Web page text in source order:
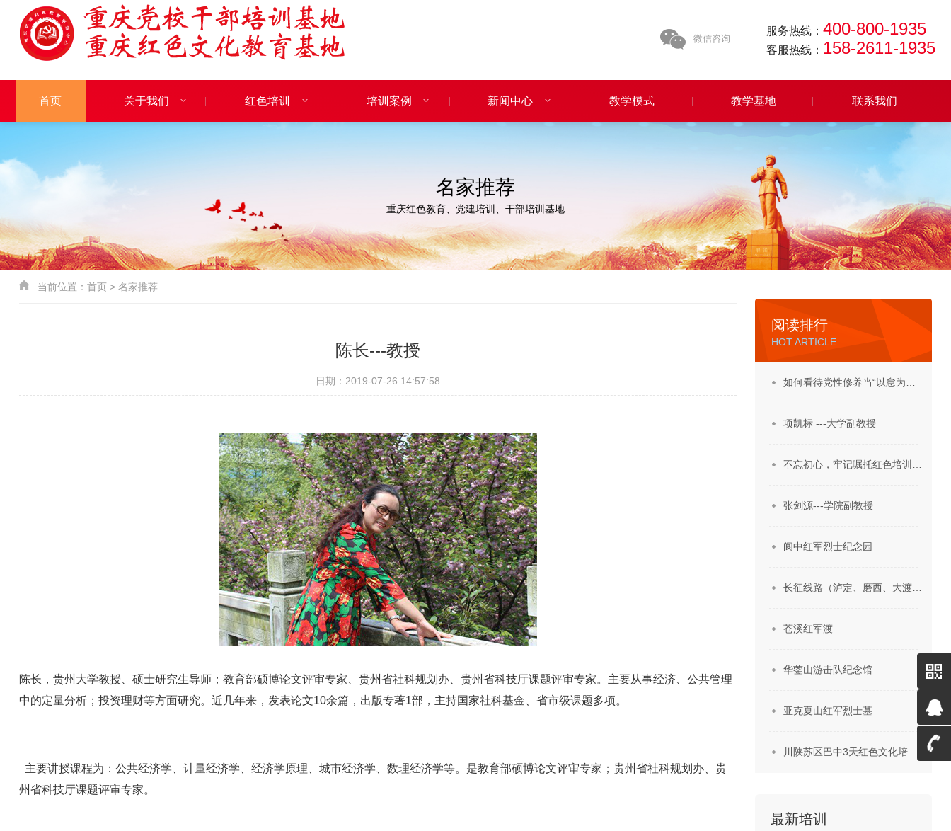
服务热线： 400-800-1935
客服热线： 158-2611-1935
微信咨询
首页 关于我们 红色培训 培训案例 新闻中心 教学模式 教学基地 联系我们
名家推荐
重庆红色教育、党建培训、干部培训基地
当前位置： 首页> 名家推荐
陈长---教授
日期：2019-07-26 14:57:58
陈长，贵州大学教授、硕士研究生导师；教育部硕博论文评审专家、贵州省社科规划办、贵州省科技厅课题评审专家。主要从事经济、公共管理
中的定量分析；投资理财等方面研究。近几年来，发表论文10余篇，出版专著1部，主持国家社科基金、省市级课题多项。
主要讲授课程为：公共经济学、计量经济学、经济学原理、城市经济学、数理经济学等。是教育部硕博论文评审专家；贵州省社科规划办、贵
州省科技厅课题评审专家。
阅读排行
HOT ARTICLE
如何看待党性修养当“以怠为…
项凯标 ---大学副教授
不忘初心，牢记嘱托红色培训…
张剑源---学院副教授
阆中红军烈士纪念园
长征线路（泸定、磨西、大渡…
苍溪红军渡
华蓥山游击队纪念馆
亚克夏山红军烈士墓
川陕苏区巴中3天红色文化培…
最新培训
微信
二维
QQ客